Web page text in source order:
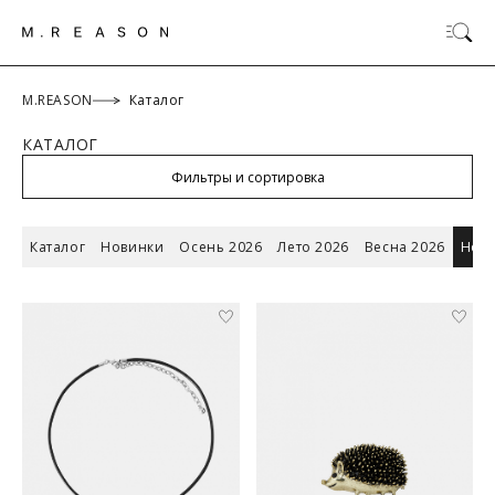
M.REASON Каталог
КАТАЛОГ
Фильтры и сортировка
Каталог Новинки Осень 2026 Лето 2026 Весна 2026
ОК